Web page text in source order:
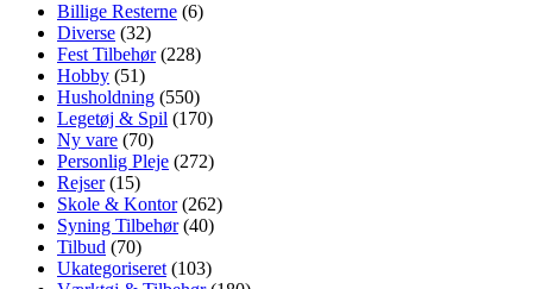
Billige Resterne (6)
Diverse (32)
Fest Tilbehør (228)
Hobby (51)
Husholdning (550)
Legetøj & Spil (170)
Ny vare (70)
Personlig Pleje (272)
Rejser (15)
Skole & Kontor (262)
Syning Tilbehør (40)
Tilbud (70)
Ukategoriseret (103)